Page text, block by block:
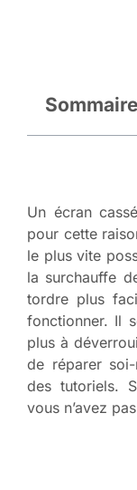
Sommaire
Un écran
pour cette
le plus vite
la surchauffe
tordre plus
fonctionner. Il
plus à
de réparer
des tutoriels.
vous n’avez